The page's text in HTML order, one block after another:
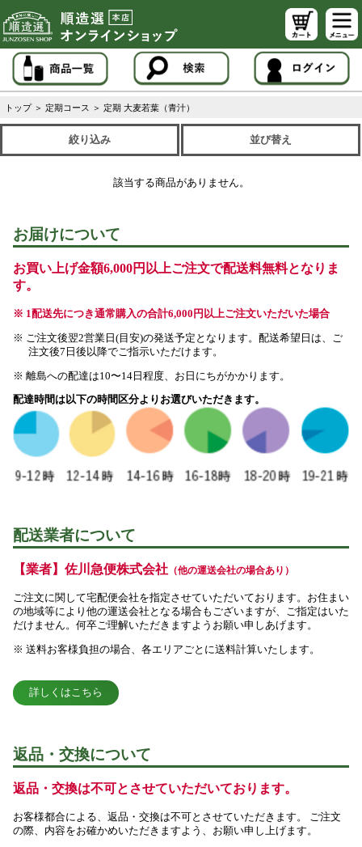
トップ ＞ 定期コース ＞ 定期 大麦若葉（青汁）
絞り込み 並び替え
該当する商品がありません。